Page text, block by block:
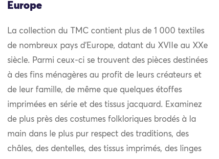
Europe
La collection du TMC contient plus de 1 000 textiles
de nombreux pays d’Europe, datant du XVIIe au XXe
siècle. Parmi ceux-ci se trouvent des pièces destinées
à des fins ménagères au profit de leurs créateurs et
de leur famille, de même que quelques étoffes
imprimées en série et des tissus jacquard. Examinez
de plus près des costumes folkloriques brodés à la
main dans le plus pur respect des traditions, des
châles, des dentelles, des tissus imprimés, des linges